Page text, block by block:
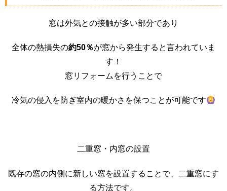
窓は外気との接触が多い部分であり
全体の熱損失の約50％が窓から発生すると言われていま
す！
窓リフォームを行うことで
冷気の侵入を防ぎ室内の暖かさを保つことが可能です
二重窓・内窓の設置
既存の窓の内側に新しい窓を設置することで、二重窓にす
る方法です。